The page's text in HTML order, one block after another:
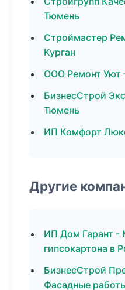
Тюмень
Строймастер
Курган
ООО Ремонт Уют
БизнесСтрой
Тюмень
ИП Комфорт
Другие
ИП Дом Гарант -
гипсокартона в
БизнесСтрой
Фасадные